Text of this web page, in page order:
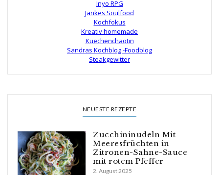
Inyo RPG
Jankes Soulfood
Kochfokus
Kreativ homemade
Kuechenchaotin
Sandras Kochblog -Foodblog
Steakgewitter
NEUESTE REZEPTE
Zucchininudeln Mit
Meeresfrüchten in
Zitronen-Sahne-Sauce
mit rotem Pfeffer
2. August 2025